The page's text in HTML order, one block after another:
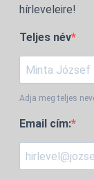
hírleveleire!
Teljes név
Adja meg teljes
Email cím: